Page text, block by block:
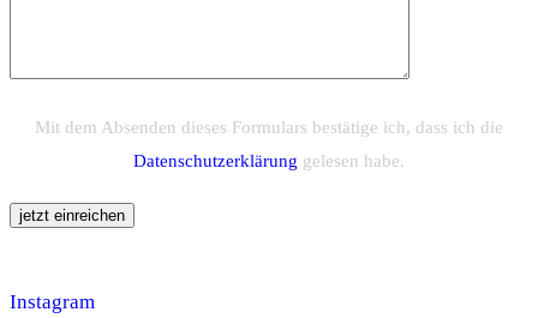
Mit dem Absenden dieses Formulars bestätige ich, dass ich die
Datenschutzerklärung gelesen habe.
Please leave this field empty.
Instagram